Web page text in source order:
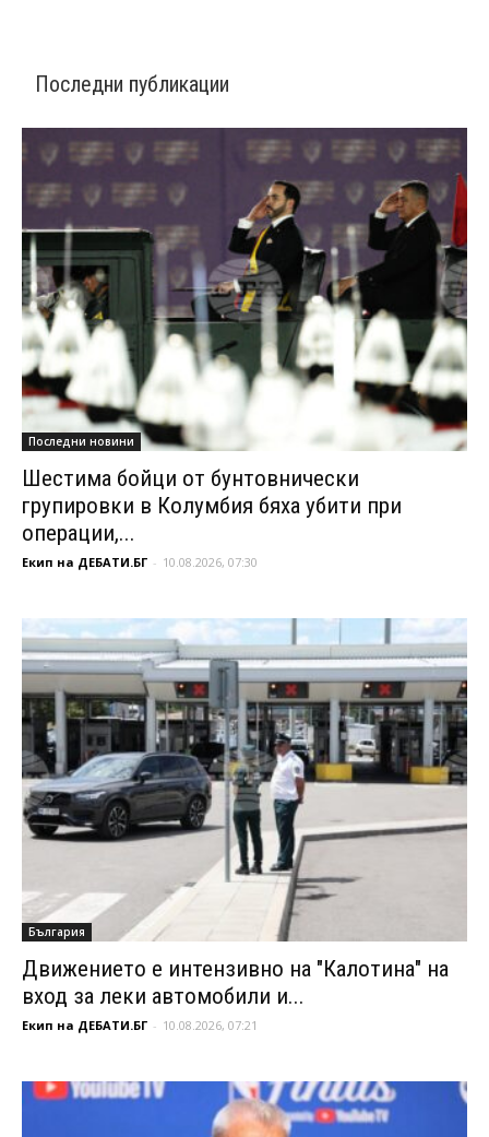
Последни публикации
Последни новини
Шестима бойци от бунтовнически
групировки в Колумбия бяха убити при
операции,...
Екип на ДЕБАТИ.БГ - 10.08.2026, 07:30
България
Движението е интензивно на "Калотина" на
вход за леки автомобили и...
Екип на ДЕБАТИ.БГ - 10.08.2026, 07:21